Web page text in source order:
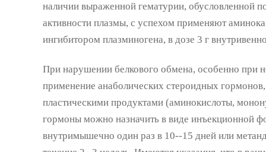
наличии выраженной гематурии, обусловленной
активности плазмы, с успехом применяют
ингибитором плазминогена, в дозе 3 г
При нарушении белкового обмена, особенно при
применение анаболических стероидных
пластическими продуктами (аминокислоты,
гормоны можно назначить в виде инъекционной
внутримышечно один раз в 10--15 дней или